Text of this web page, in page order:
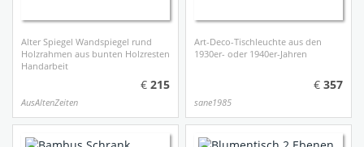
Alter Spiegel Wandspiegel rund
Holzrahmen aus bunten Holzresten
Handarbeit
215
AusAltenZeiten
Art-Deco-Tischleuchte aus den
1930er- oder 1940er-Jahren
357
sane1985